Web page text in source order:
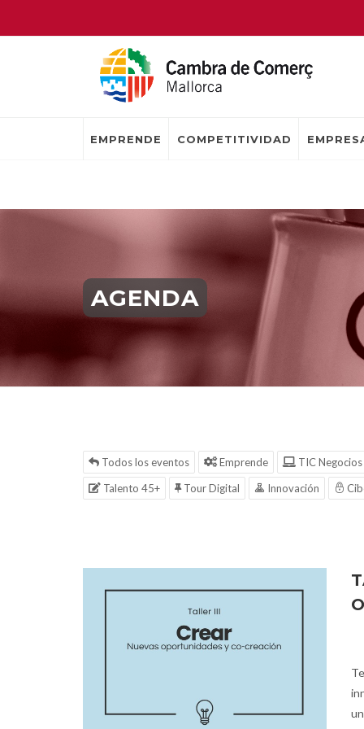
EMPRENDE COMPETITIVIDAD
AGENDA
Todos los eventos Emprende
TIC Negocios
Talento 45+
Tour Digital Innovación